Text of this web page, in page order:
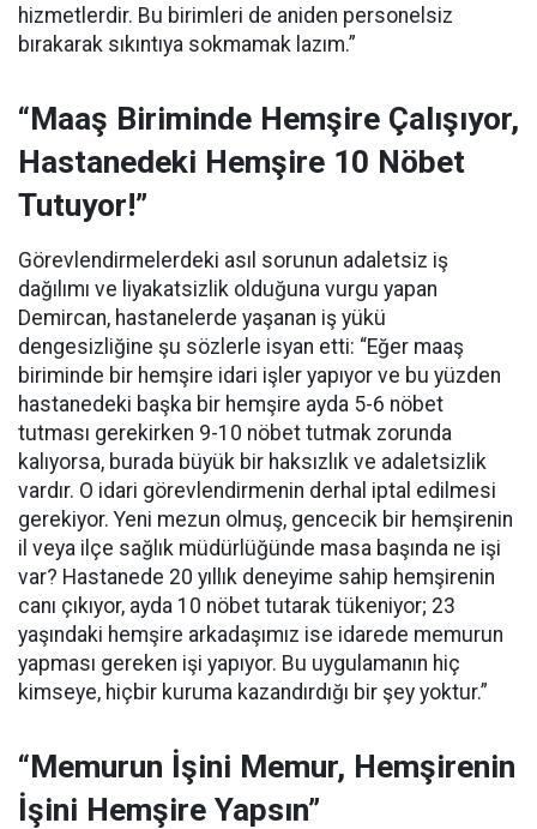
hizmetlerdir. Bu birimleri de aniden personelsiz
bırakarak sıkıntıya sokmamak lazım.”
“Maaş Biriminde Hemşire Çalışıyor,
Hastanedeki Hemşire 10 Nöbet
Tutuyor!”
Görevlendirmelerdeki asıl sorunun adaletsiz iş
dağılımı ve liyakatsizlik olduğuna vurgu yapan
Demircan, hastanelerde yaşanan iş yükü
dengesizliğine şu sözlerle isyan etti: “Eğer maaş
biriminde bir hemşire idari işler yapıyor ve bu yüzden
hastanedeki başka bir hemşire ayda 5-6 nöbet
tutması gerekirken 9-10 nöbet tutmak zorunda
kalıyorsa, burada büyük bir haksızlık ve adaletsizlik
vardır. O idari görevlendirmenin derhal iptal edilmesi
gerekiyor. Yeni mezun olmuş, gencecik bir hemşirenin
il veya ilçe sağlık müdürlüğünde masa başında ne işi
var? Hastanede 20 yıllık deneyime sahip hemşirenin
canı çıkıyor, ayda 10 nöbet tutarak tükeniyor; 23
yaşındaki hemşire arkadaşımız ise idarede memurun
yapması gereken işi yapıyor. Bu uygulamanın hiç
kimseye, hiçbir kuruma kazandırdığı bir şey yoktur.”
“Memurun İşini Memur, Hemşirenin
İşini Hemşire Yapsın”